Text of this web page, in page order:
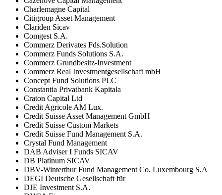
Charlemagne Capital
Citigroup Asset Management
Clariden Sicav
Comgest S.A.
Commerz Derivates Fds.Solution
Commerz Funds Solutions S.A.
Commerz Grundbesitz-Investment
Commerz Real Investmentgesellschaft mbH
Concept Fund Solutions PLC
Constantia Privatbank Kapitala
Craton Capital Ltd
Credit Agricole AM Lux.
Credit Suisse Asset Management GmbH
Credit Suisse Custom Markets
Credit Suisse Fund Management S.A.
Crystal Fund Management
DAB Adviser I Funds SICAV
DB Platinum SICAV
DBV-Winterthur Fund Management Co. Luxembourg S.A
DEGI Deutsche Gesellschaft für
DJE Investment S.A.